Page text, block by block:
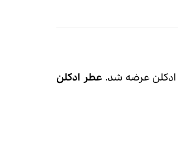
ادکلن عرضه شد.عطر ادکلن